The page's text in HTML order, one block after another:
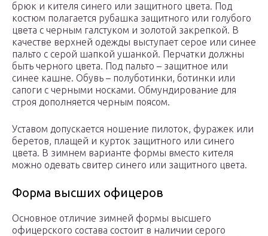
брюк и кителя синего или защитного цвета. Под
костюм полагается рубашка защитного или голубого
цвета с черным галстуком и золотой закрепкой. В
качестве верхней одежды выступает серое или синее
пальто с серой шапкой ушанкой. Перчатки должны
быть черного цвета. Под пальто – защитное или
синее кашне. Обувь – полуботинки, ботинки или
сапоги с черными носками. Обмундирование для
строя дополняется черным поясом.
Уставом допускается ношение пилоток, фуражек или
беретов, плащей и курток защитного или синего
цвета. В зимнем варианте формы вместо кителя
можно одевать свитер синего или защитного цвета.
Форма высших офицеров
Основное отличие зимней формы высшего
офицерского состава состоит в наличии серого